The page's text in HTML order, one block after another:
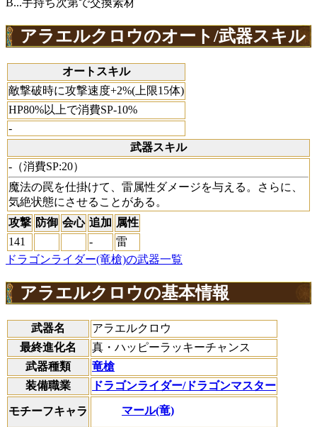
B...手持ち次第で交換素材
アラエルクロウのオート/武器スキル
オートスキル
敵撃破時に攻撃速度+2%(上限15体)
HP80%以上で消費SP-10%
-
武器スキル
-（消費SP:20）
魔法の罠を仕掛けて、雷属性ダメージを与える。さらに、
気絶状態にさせることがある。
攻撃 防御 会心 追加 属性
141
-
雷
ドラゴンライダー(竜槍)の武器一覧
アラエルクロウの基本情報
武器名
アラエルクロウ
最終進化名
真・ハッピーラッキーチャンス
武器種類
竜槍
装備職業
ドラゴンライダー/ドラゴンマスター
モチーフキャラ マール(竜)